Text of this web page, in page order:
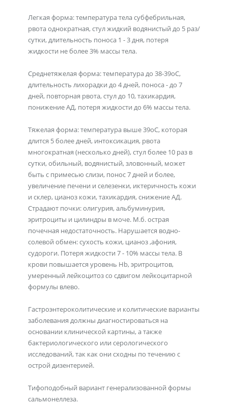
Легкая форма: температура тела субфебрильная,
рвота однократная, стул жидкий водянистый до 5 раз/
сутки, длительность поноса 1 - 3 дня, потеря
жидкости не более 3% массы тела.
Среднетяжелая форма: температура до 38-39oС,
длительность лихорадки до 4 дней, поноса - до 7
дней, повторная рвота, стул до 10, тахикардия,
понижение АД, потеря жидкости до 6% массы тела.
Тяжелая форма: температура выше 39oС, которая
длится 5 более дней, интоксикация, рвота
многократная (несколько дней), стул более 10 раз в
сутки, обильный, водянистый, зловонный, может
быть с примесью слизи, понос 7 дней и более,
увеличение печени и селезенки, иктеричность кожи
и склер, цианоз кожи, тахикардия, снижение АД.
Страдают почки: олигурия, альбуминурия,
эритроциты и цилиндры в моче. М.б. острая
почечная недостаточность. Нарушается водно-
солевой обмен: сухость кожи, цианоз ,афония,
судороги. Потеря жидкости 7 - 10% массы тела. В
крови повышается уровень Hb, эритроцитов,
умеренный лейкоцитоз со сдвигом лейкоцитарной
формулы влево.
Гастроэнтероколитические и колитические варианты
заболевания должны диагностироваться на
основании клинической картины, а также
бактериологического или серологического
исследований, так как они сходны по течению с
острой дизентерией.
Тифоподобный вариант генерализованной формы
сальмонеллеза.